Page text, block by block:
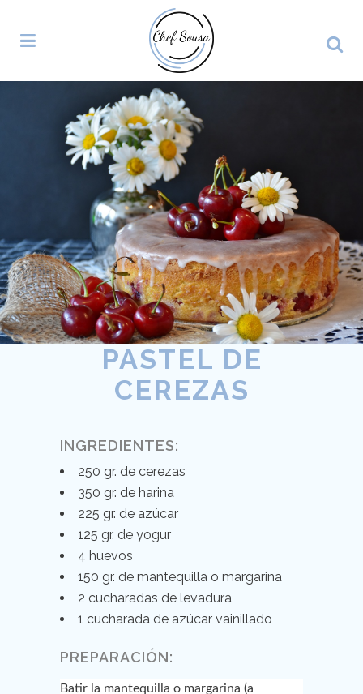
PASTEL DE
CEREZAS
INGREDIENTES:
250 gr. de cerezas
350 gr. de harina
225 gr. de azúcar
125 gr. de yogur
4 huevos
150 gr. de mantequilla o margarina
2 cucharadas de levadura
1 cucharada de azúcar vainillado
PREPARACIÓN:
Batir la mantequilla o margarina (a